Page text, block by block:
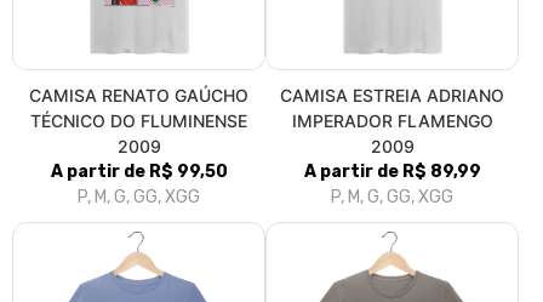
CAMISA RENATO GAÚCHO
TÉCNICO DO FLUMINENSE
2009
A partir de R$ 99,50
P, M, G, GG, XGG
CAMISA ESTREIA ADRIANO
IMPERADOR FLAMENGO
2009
A partir de R$ 89,99
P, M, G, GG, XGG